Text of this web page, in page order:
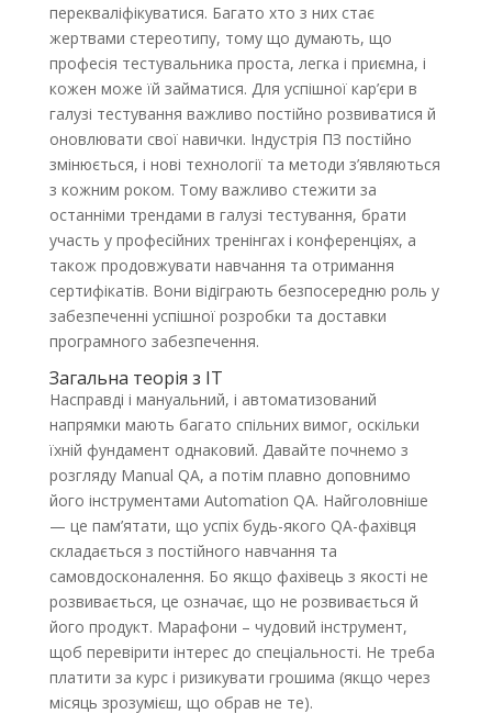
перекваліфікуватися. Багато хто з них стає
жертвами стереотипу, тому що думають, що
професія тестувальника проста, легка і приємна, і
кожен може їй займатися. Для успішної кар’єри в
галузі тестування важливо постійно розвиватися й
оновлювати свої навички. Індустрія ПЗ постійно
змінюється, і нові технології та методи з’являються
з кожним роком. Тому важливо стежити за
останніми трендами в галузі тестування, брати
участь у професійних тренінгах і конференціях, а
також продовжувати навчання та отримання
сертифікатів. Вони відіграють безпосередню роль у
забезпеченні успішної розробки та доставки
програмного забезпечення.
Загальна теорія з IT
Насправді і мануальний, і автоматизований
напрямки мають багато спільних вимог, оскільки
їхній фундамент однаковий. Давайте почнемо з
розгляду Manual QA, а потім плавно доповнимо
його інструментами Automation QA. Найголовніше
— це пам’ятати, що успіх будь-якого QA-фахівця
складається з постійного навчання та
самовдосконалення. Бо якщо фахівець з якості не
розвивається, це означає, що не розвивається й
його продукт. Марафони – чудовий інструмент,
щоб перевірити інтерес до спеціальності. Не треба
платити за курс і ризикувати грошима (якщо через
місяць зрозумієш, що обрав не те).